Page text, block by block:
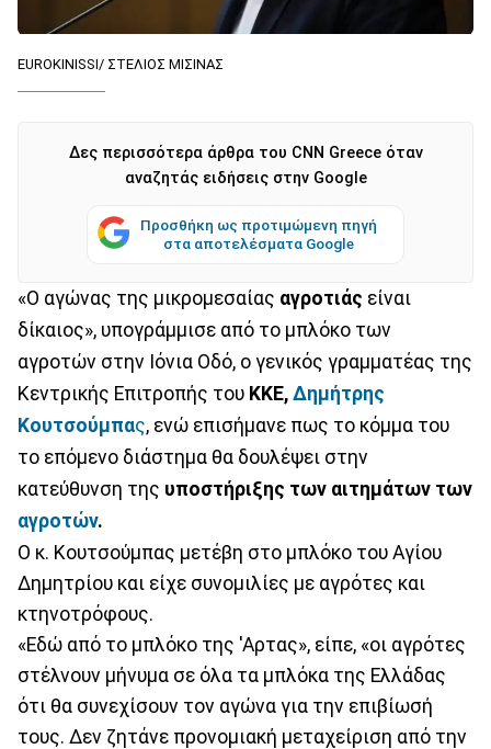
EUROKINISSI/ ΣΤΕΛΙΟΣ ΜΙΣΙΝΑΣ
Δες περισσότερα άρθρα του CNN Greece όταν
αναζητάς ειδήσεις στην Google
Προσθήκη ως προτιμώμενη πηγή
στα αποτελέσματα Google
«Ο αγώνας της μικρομεσαίας αγροτιάς είναι
δίκαιος», υπογράμμισε από το μπλόκο των
αγροτών στην Ιόνια Οδό, ο γενικός γραμματέας της
Κεντρικής Επιτροπής του ΚΚΕ, Δημήτρης
Κουτσούμπας, ενώ επισήμανε πως το κόμμα του
το επόμενο διάστημα θα δουλέψει στην
κατεύθυνση της υποστήριξης των αιτημάτων των
αγροτών.
Ο κ. Κουτσούμπας μετέβη στο μπλόκο του Αγίου
Δημητρίου και είχε συνομιλίες με αγρότες και
κτηνοτρόφους.
«Εδώ από το μπλόκο της 'Αρτας», είπε, «οι αγρότες
στέλνουν μήνυμα σε όλα τα μπλόκα της Ελλάδας
ότι θα συνεχίσουν τον αγώνα για την επιβίωσή
τους. Δεν ζητάνε προνομιακή μεταχείριση από την